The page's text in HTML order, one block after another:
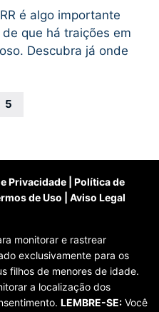
é algo importante
que há traições em
Descubra já onde
5
Privacidade
Política de
de Uso Aviso Legal
monitorar e rastrear
exclusivamente para os
filhos de menores de idade.
a localização dos
LEMBRE-SE: Você